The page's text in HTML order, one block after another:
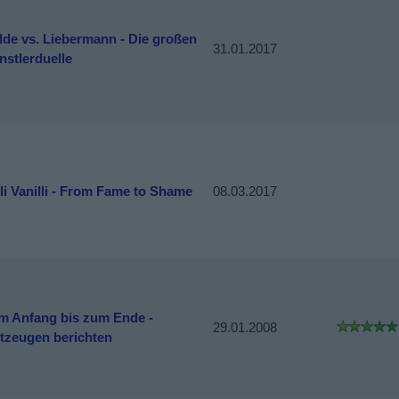
vs. Liebermann - Die großen
31.01.2017
Vanilli - From Fame to Shame 08.03.2017
Anfang bis zum Ende -
berichten
29.01.2008